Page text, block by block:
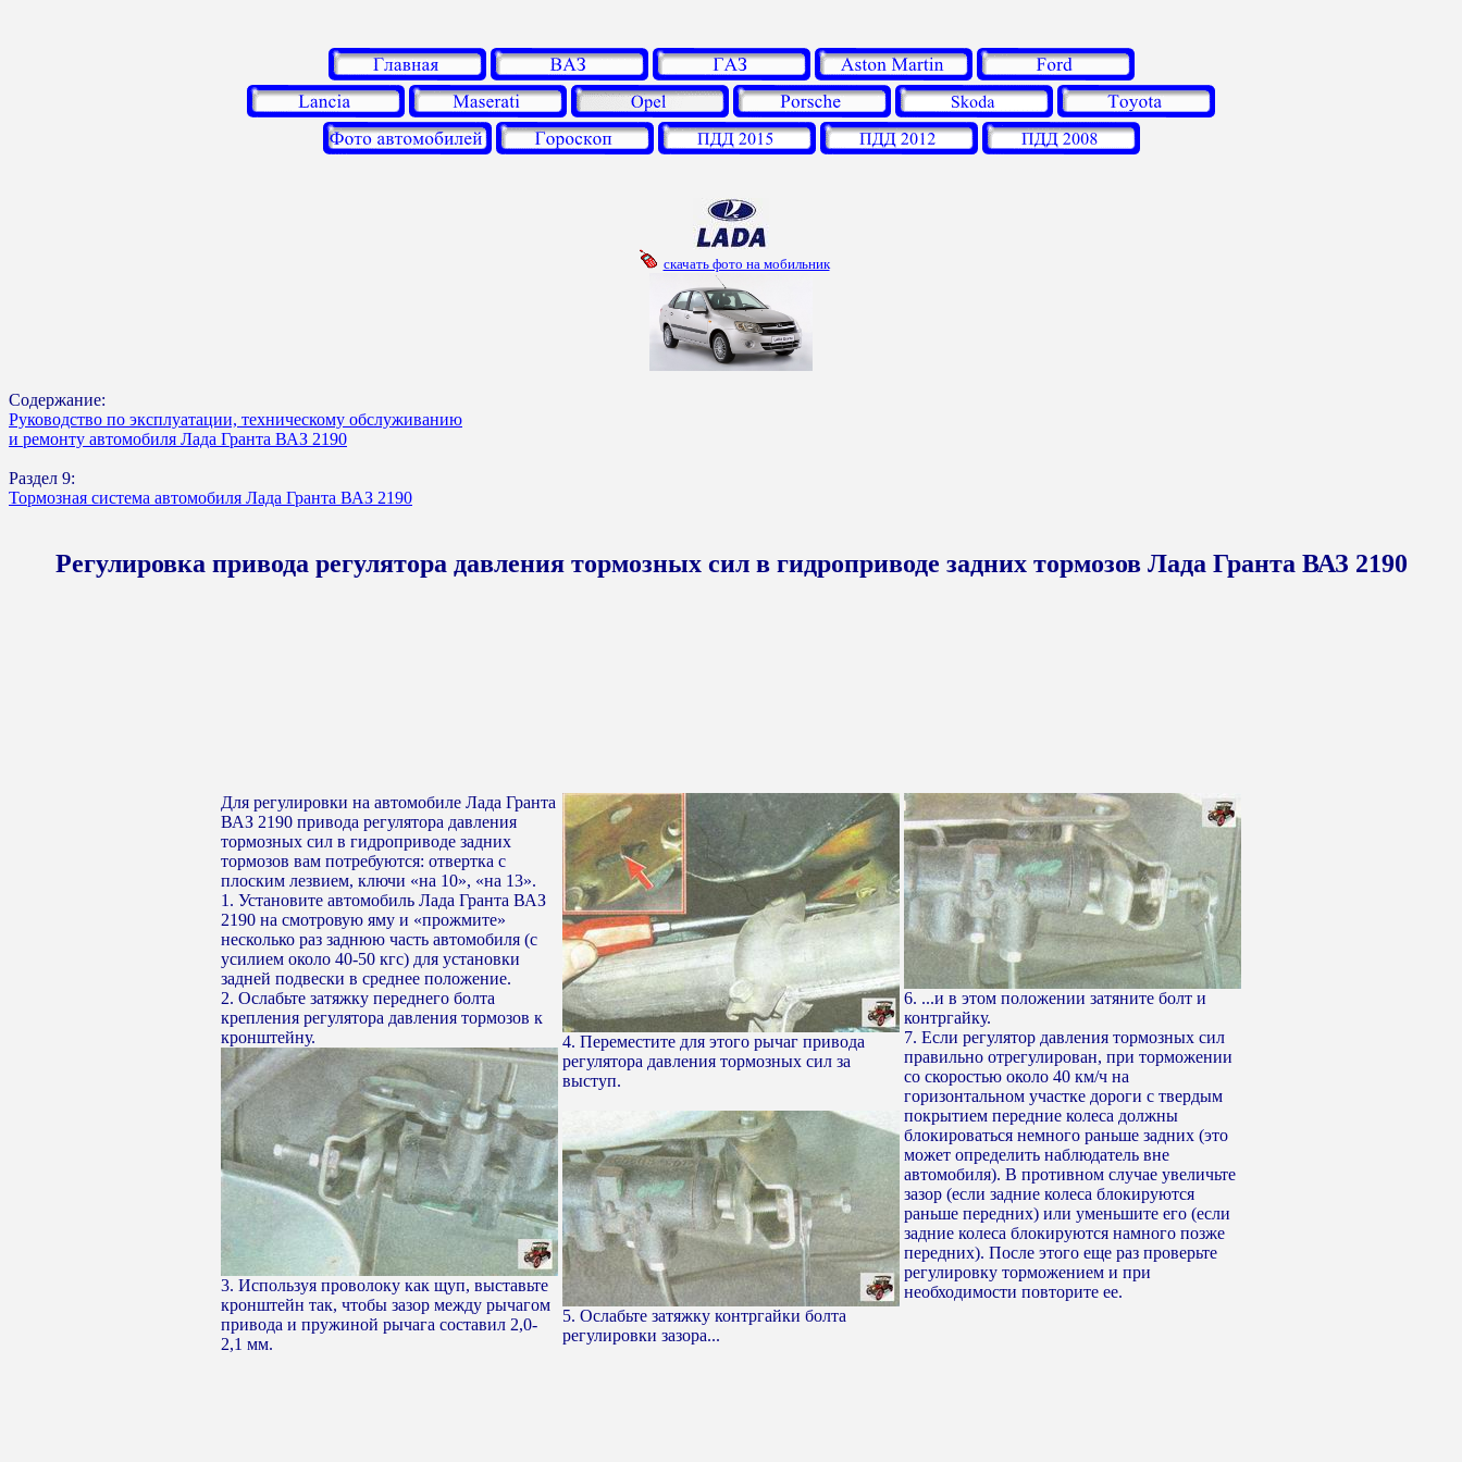
скачать фото на мобильник
Содержание:
Руководство по эксплуатации, техническому обслуживанию
и ремонту автомобиля Лада Гранта ВАЗ 2190
Раздел 9:
Тормозная система автомобиля Лада Гранта ВАЗ 2190
Регулировка привода регулятора давления тормозных сил в гидроприводе задних тормозов Лада Гранта ВАЗ 2190
Для регулировки на автомобиле Лада Гранта
ВАЗ 2190 привода регулятора давления
тормозных сил в гидроприводе задних
тормозов вам потребуются: отвертка с
плоским лезвием, ключи «на 10», «на 13».
1. Установите автомобиль Лада Гранта ВАЗ
2190 на смотровую яму и «прожмите»
несколько раз заднюю часть автомобиля (с
усилием около 40-50 кгс) для установки
задней подвески в среднее положение.
2. Ослабьте затяжку переднего болта
крепления регулятора давления тормозов к
кронштейну.
3. Используя проволоку как щуп, выставьте
кронштейн так, чтобы зазор между рычагом
привода и пружиной рычага составил 2,0-
2,1 мм.
4. Переместите для этого рычаг привода
регулятора давления тормозных сил за
выступ.
5. Ослабьте затяжку контргайки болта
регулировки зазора...
6. ...и в этом положении затяните болт и
контргайку.
7. Если регулятор давления тормозных сил
правильно отрегулирован, при торможении
со скоростью около 40 км/ч на
горизонтальном участке дороги с твердым
покрытием передние колеса должны
блокироваться немного раньше задних (это
может определить наблюдатель вне
автомобиля). В противном случае увеличьте
зазор (если задние колеса блокируются
раньше передних) или уменьшите его (если
задние колеса блокируются намного позже
передних). После этого еще раз проверьте
регулировку торможением и при
необходимости повторите ее.